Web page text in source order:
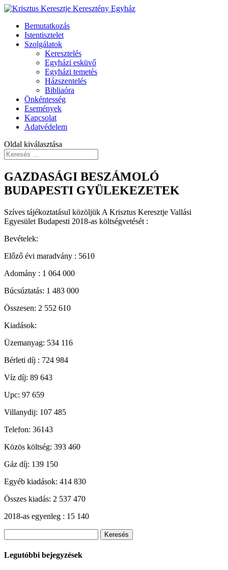
Bemutatkozás
Istentisztelet
Szolgálatok
Keresztelés
Egyházi esküvő
Egyházi temetés
Házszentelés
Bibliaóra
Önkéntesség
Események
Kapcsolat
Adatvédelem
Oldal kiválasztása
GAZDASÁGI BESZÁMOLÓ
BUDAPESTI GYÜLEKEZETEK
Szíves tájékoztatásul közöljük A Krisztus Keresztje Vallási
Egyesület Budapesti 2018-as költségvetését :
Bevételek:
Előző évi maradvány : 5610
Adomány : 1 064 000
Búcsúztatás: 1 483 000
Összesen: 2 552 610
Kiadások:
Üzemanyag: 534 116
Bérleti díj : 724 984
Víz díj: 89 643
Upc: 97 659
Villanydij: 107 485
Telefon: 36143
Közös költség: 393 460
Gáz díj: 139 150
Egyéb kiadások: 414 830
Összes kiadás: 2 537 470
2018-as egyenleg : 15 140
Legutóbbi bejegyzések